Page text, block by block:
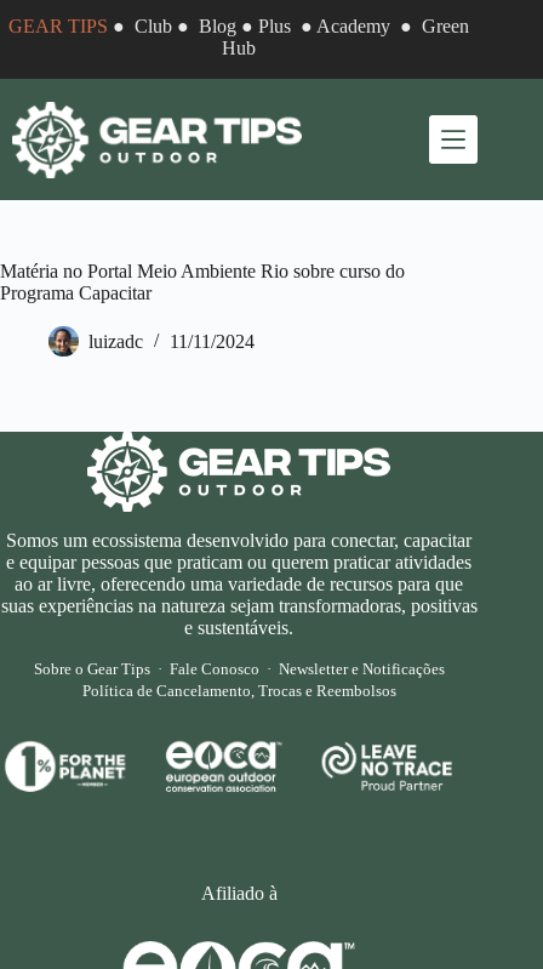
para
conteúdo
GEAR TIPS ●Club ●Blog ●Plus ● Academy ●Green
Hub
Matéria no Portal Meio Ambiente Rio sobre curso do
Programa Capacitar
luizadc 11/11/2024
Somos um ecossistema desenvolvido para conectar, capacitar
e equipar pessoas que praticam ou querem praticar atividades
ao ar livre, oferecendo uma variedade de recursos para que
suas experiências na natureza sejam transformadoras, positivas
e sustentáveis.
Sobre o Gear Tips· Fale Conosco · Newsletter e Notificações
Política de Cancelamento, Trocas e Reembolsos
Afiliado à